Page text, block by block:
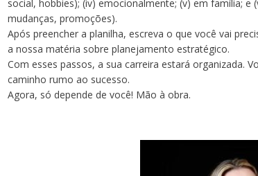
social, hobbies); (iv) emocionalmente; (v) em família; e
mudanças, promoções).
Após preencher a planilha, escreva o que você vai
a nossa matéria sobre planejamento estratégico.
Com esses passos, a sua carreira estará organizada.
caminho rumo ao sucesso.
Agora, só depende de você! Mão à obra.